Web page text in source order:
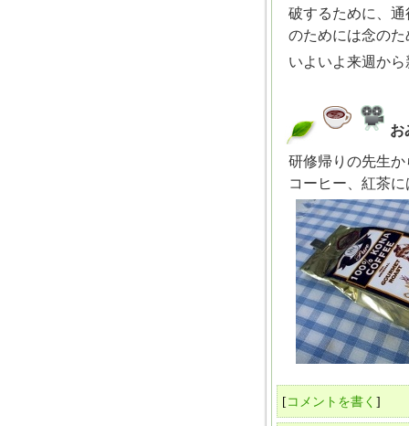
破するために、
のためには念のた
いよいよ来週から
お
研修帰りの先生か
コーヒー、紅茶
[コメントを書く ]